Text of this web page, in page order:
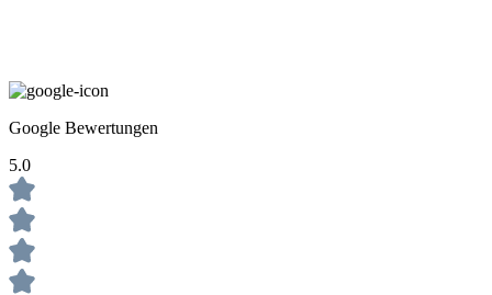
Google Bewertungen
5.0